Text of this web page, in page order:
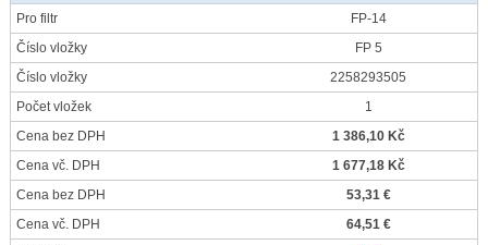
Pro filtr
FP-14
Číslo vložky
FP 5
Číslo vložky
2258293505
Počet vložek
1
Cena bez DPH
1 386,10 Kč
Cena vč. DPH
1 677,18 Kč
Cena bez DPH
53,31 €
Cena vč. DPH
64,51 €